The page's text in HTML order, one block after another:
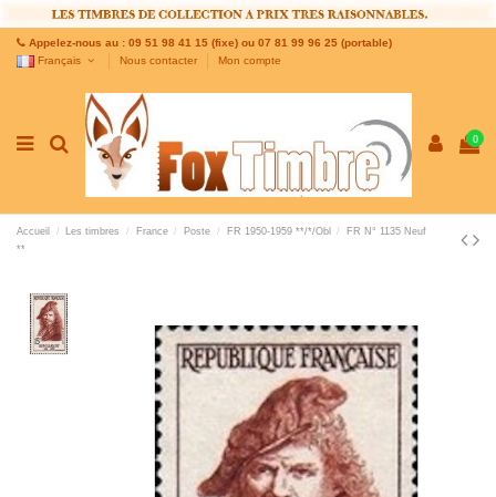
Appelez-nous au : 09 51 98 41 15 (fixe) ou 07 81 99 96 25 (portable)
Français
Nous contacter Mon compte
0
Accueil Les timbres France Poste FR 1950-1959 **/*/Obl
FR N° 1135 Neuf
**